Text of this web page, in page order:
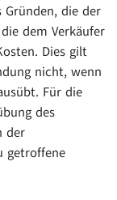
Gründen, die der
dem Verkäufer
Dies gilt
nicht, wenn
Für die
des
der
getroffene